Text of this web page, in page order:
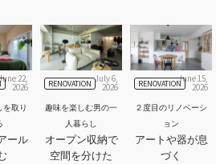
22,
2026
を取り
ール
RENOVATION July 6,
2026
趣味を楽しむ男の一
人暮らし
オープン収納で
空間を分けた
RENOVATIONJune 15,
2026
２度目のリノベーシ
ョン
アートや器が息
づく